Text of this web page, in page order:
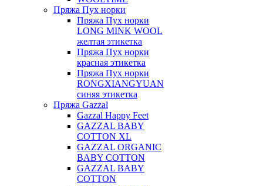
Пряжа Пух норки
Пряжа Пух норки
LONG MINK WOOL
желтая этикетка
Пряжа Пух норки
красная этикетка
Пряжа Пух норки
RONGXIANGYUAN
синяя этикетка
Пряжа Gazzal
Gazzal Happy Feet
GAZZAL BABY
COTTON XL
GAZZAL ORGANIC
BABY COTTON
GAZZAL BABY
COTTON